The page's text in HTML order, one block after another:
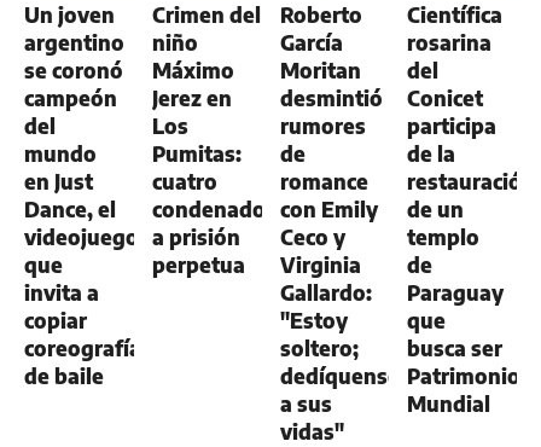
Un joven
argentino
se coronó
campeón
del
mundo
en Just
Dance, el
videojuego
que
invita a
copiar
coreografías
de baile
Crimen del
niño
Máximo
Jerez en
Los
Pumitas:
cuatro
condenados
a prisión
perpetua
Roberto
García
Moritan
desmintió
rumores
de
romance
con Emily
Ceco y
Virginia
Gallardo:
"Estoy
soltero;
dedíquense
a sus
vidas"
Científica
rosarina
del
Conicet
participa
de la
restauración
de un
templo
de
Paraguay
que
busca ser
Patrimonio
Mundial